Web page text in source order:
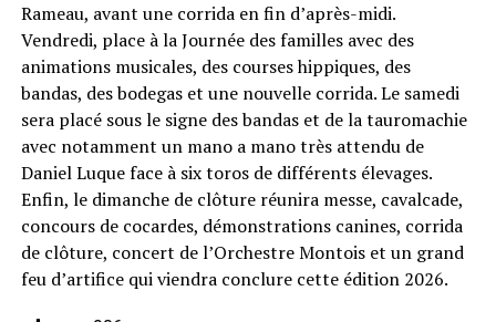
Rameau, avant une corrida en fin d’après-midi.
Vendredi, place à la Journée des familles avec des
animations musicales, des courses hippiques, des
bandas, des bodegas et une nouvelle corrida. Le samedi
sera placé sous le signe des bandas et de la tauromachie
avec notamment un mano a mano très attendu de
Daniel Luque face à six toros de différents élevages.
Enfin, le dimanche de clôture réunira messe, cavalcade,
concours de cocardes, démonstrations canines, corrida
de clôture, concert de l’Orchestre Montois et un grand
feu d’artifice qui viendra conclure cette édition 2026.